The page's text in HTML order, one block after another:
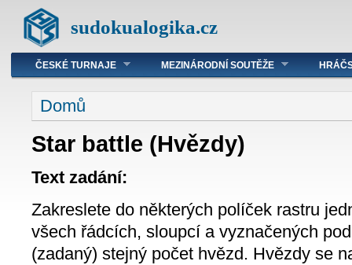
sudokualogika.cz
ČESKÉ TURNAJE MEZINÁRODNÍ SOUTĚŽE
Domů
Star battle (Hvězdy)
Text zadání:
Zakreslete do některých políček rastru
všech řádcích, sloupcí a vyznačených
(zadaný) stejný počet hvězd. Hvězdy se